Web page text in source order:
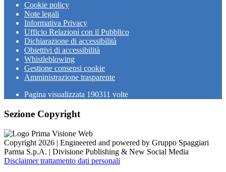
Cookie policy
Note legali
Informativa Privacy
Ufficio Relazioni con il Pubblico
Dichiarazione di accessibilità
Obiettivi di accessibilità
Whistleblowing
Gestione consensi cookie
Amministrazione trasparente
Pagina visualizzata 190311 volte
Sezione Copyright
Copyright 2026 | Engineered and powered by Gruppo Spaggiari
Parma S.p.A. | Divisione Publishing & New Social Media
Disclaimer trattamento dati personali